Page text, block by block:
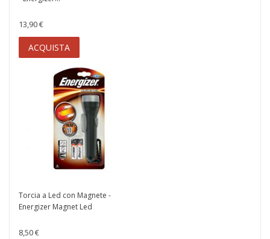
13,90 €
ACQUISTA
Torcia a Led con Magnete -
Energizer Magnet Led
8,50 €